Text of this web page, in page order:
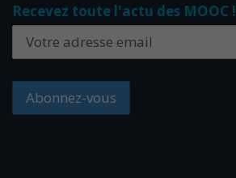
Recevez toute l'actu des MOOC !